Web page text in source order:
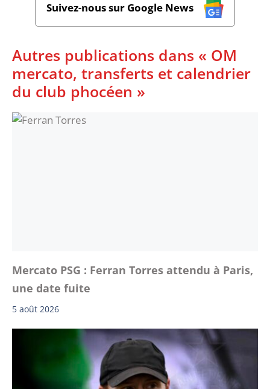
Suivez-nous sur Google News
Autres publications dans « OM
mercato, transferts et calendrier
du club phocéen »
Mercato PSG : Ferran Torres attendu à Paris,
une date fuite
5 août 2026